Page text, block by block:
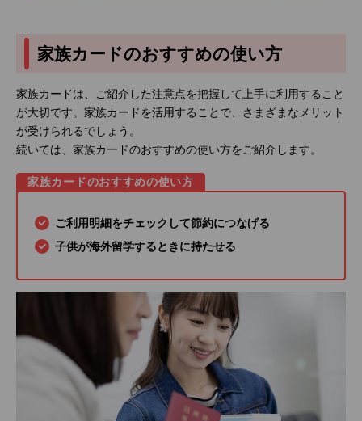
家族カードのおすすめの使い方
家族カードは、ご紹介した注意点を把握して上手に利用すること
が大切です。家族カードを活用することで、さまざまなメリット
が受けられるでしょう。
続いては、家族カードのおすすめの使い方をご紹介します。
家族カードのおすすめの使い方
ご利用明細をチェックして節約につなげる
子供が海外留学するときに持たせる